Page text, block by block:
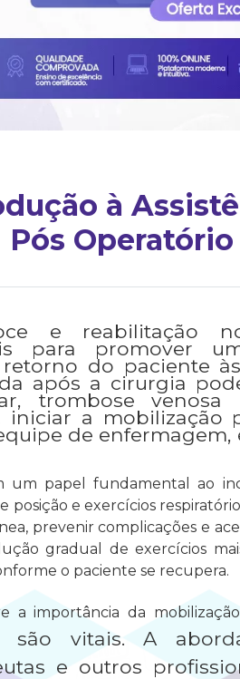
à
Pós Operatório
e reabilitação
para promover
do paciente
após a cirurgia
trombose venosa
iniciar a mobilização
de enfermagem,
um papel fundamental ao
posição e exercícios
prevenir complicações e
gradual de exercícios
o paciente se recupera.
a importância da
são vitais. A
e outros